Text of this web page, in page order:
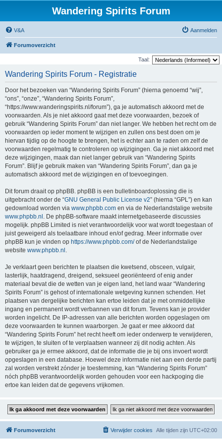
Wandering Spirits Forum
V&A Aanmelden
Forumoverzicht
Taal:
Wandering Spirits Forum - Registratie
Door het bezoeken van “Wandering Spirits Forum” (hierna genoemd “wij”,
“ons”, “onze”, “Wandering Spirits Forum”,
“https://www.wanderingspirits.nl/forum”), ga je automatisch akkoord met de
voorwaarden. Als je niet akkoord gaat met deze voorwaarden, bezoek of
gebruik “Wandering Spirits Forum” dan niet langer. We hebben het recht om de
voorwaarden op ieder moment te wijzigen en zullen ons best doen om je
hiervan tijdig op de hoogte te brengen, het is echter aan te raden om zelf de
voorwaarden regelmatig te controleren op wijzigingen. Ga je niet akkoord met
deze wijzigingen, maak dan niet langer gebruik van “Wandering Spirits
Forum”. Blijf je gebruik maken van “Wandering Spirits Forum”, dan ga je
automatisch akkoord met de wijzigingen en of toevoegingen.
Dit forum draait op phpBB. phpBB is een bulletinboardoplossing die is
uitgebracht onder de “GNU General Public License v2” (hierna “GPL”) en kan
gedownload worden via www.phpbb.com en via de Nederlandstalige website
www.phpbb.nl . De phpBB-software maakt internetgebaseerde discussies
mogelijk. phpBB Limited is niet verantwoordelijk voor wat wordt toegestaan of
juist geweigerd als toelaatbare inhoud en/of gedrag. Meer informatie over
phpBB kun je vinden op https://www.phpbb.com/of de Nederlandstalige
website www.phpbb.nl .
Je verklaart geen berichten te plaatsen die kwetsend, obsceen, vulgair,
lasterlijk, haatdragend, dreigend, seksueel georiënteerd of enig ander
materiaal bevat die de wetten van je eigen land, het land waar “Wandering
Spirits Forum” is gehost of internationale wetgeving kunnen schenden. Het
plaatsen van dergelijke berichten kan ertoe leiden dat je met onmiddellijke
ingang en permanent wordt verbannen van dit forum. Tevens kan je provider
worden ingelicht. De IP-adressen van alle berichten worden opgeslagen om
deze voorwaarden te kunnen waarborgen. Je gaat er mee akkoord dat
“Wandering Spirits Forum” het recht heeft om ieder onderwerp te verwijderen,
te wijzigen, te sluiten of te verplaatsen wanneer zij dit nodig achten. Als
gebruiker ga je ermee akkoord, dat de informatie die je bij ons invoert wordt
opgeslagen in een database. Hoewel deze informatie niet aan een derde partij
zal worden verstrekt zónder je toestemming, kan “Wandering Spirits Forum”
nóch phpBB verantwoordelijk worden gehouden voor een hackpoging die
ertoe kan leiden dat de gegevens vrijkomen.
Forumoverzicht Alle tijden zijn UTC+02:00
Verwijder cookies